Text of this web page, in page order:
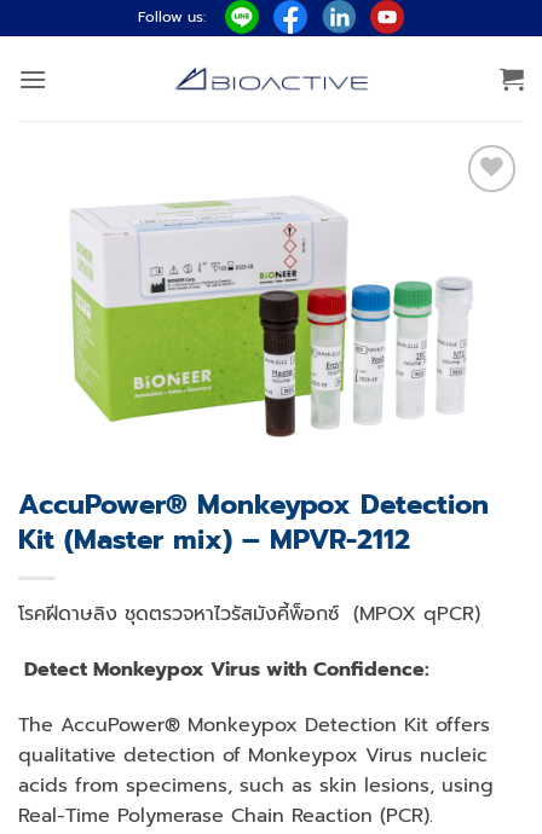
ไป
ยัง
Follow us:
AccuPower® Monkeypox Detection
Kit (Master mix) – MPVR-2112
โรคฝีดาษลิง ชุดตรวจหาไวรัสมังคี้พ็อกซ์ (MPOX qPCR)
Detect Monkeypox Virus with Confidence:
The AccuPower® Monkeypox Detection Kit offers
qualitative detection of Monkeypox Virus nucleic
acids from specimens, such as skin lesions, using
Real-Time Polymerase Chain Reaction (PCR).